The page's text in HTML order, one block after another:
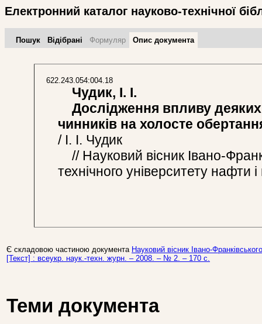
Електронний каталог науково-технічної
Пошук Відібрані Формуляр Опис документа
622.243.054:004.18
Чудик, І. І.
Дослідження впливу деяких
чинників на холосте
/ І. І. Чудик
// Науковий вісник Івано-
технічного університету
Є складовою частиною документа Науковий вісник Івано-
[Текст] : всеукр. наук.-техн. журн. – 2008. – № 2. – 170 c.
Теми документа